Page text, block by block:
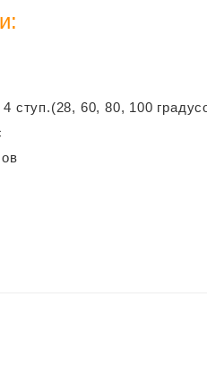
ступ.(28, 60, 80, 100